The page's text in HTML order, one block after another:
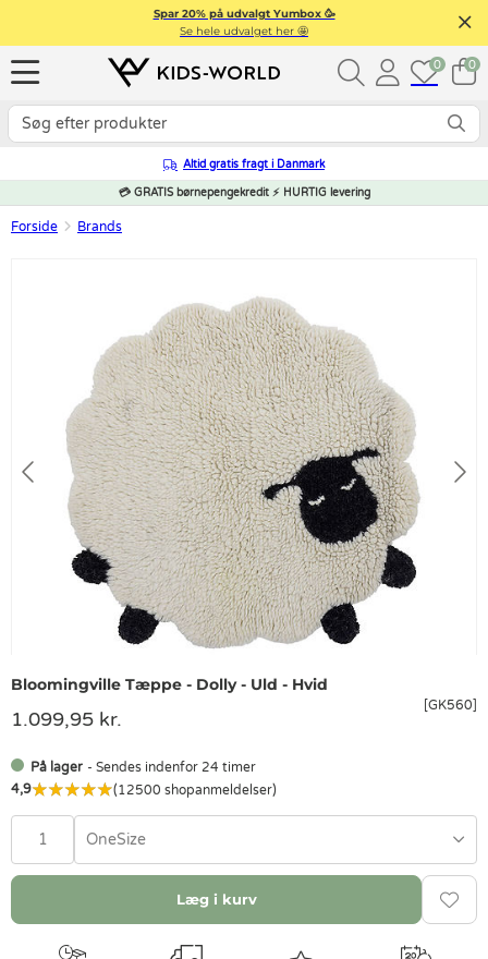
Spar 20% på udvalgt Yumbox 🥳
Se hele udvalget her 🤩
0 0
Altid gratis fragt i Danmark
💳 GRATIS børnepengekredit ⚡ HURTIG levering
Forside Brands
Bloomingville Tæppe - Dolly - Uld - Hvid
[GK560]
1.099,95 kr.
På lager - Sendes indenfor 24 timer
4,9
(12500 shopanmeldelser)
OneSize
Læg i kurv